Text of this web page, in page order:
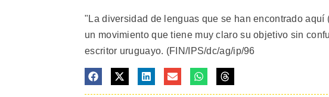
"La diversidad de lenguas que se han encontrado
un movimiento que tiene muy claro su objetivo sin
escritor uruguayo. (FIN/IPS/dc/ag/ip/96